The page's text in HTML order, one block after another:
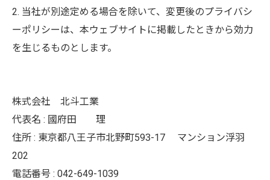
2. 当社が別途定める場合を除いて、変更後のプライバシ
ーポリシーは、本ウェブサイトに掲載したときから効力
を生じるものとします。
株式会社 北斗工業
代表名 : 國府田 理
住所 : 東京都八王子市北野町593-17 マンション浮羽
202
電話番号 : 042-649-1039